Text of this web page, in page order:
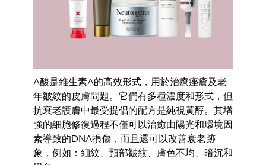
A酸是維生素A的高效形式，用於治療痤瘡及老
年皺紋的皮膚問題。它們有多種濃度和形式，但
抗衰老護膚中最受提倡的配方是純視黃醇。其增
強的細胞修復過程不僅可以治癒由陽光和環境因
素導致的DNA損傷，而且還可以改善衰老跡
象，例如：細紋、頸部皺紋、膚色不均、暗沉和